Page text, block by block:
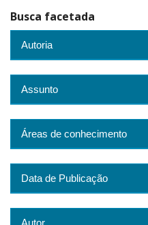
Busca facetada
Autoria
Assunto
Áreas de conhecimento
Data de Publicação
Autor